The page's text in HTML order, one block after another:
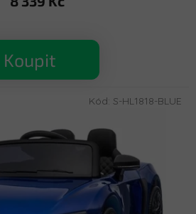
Koupit
Kód: S-HL1818-BLUE